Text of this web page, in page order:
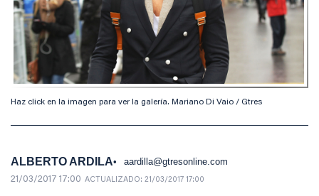
Haz click en la imagen para ver la galería. Mariano Di Vaio / Gtres
ALBERTO ARDILA aardilla@gtresonline.com
21/03/2017 17:00 ACTUALIZADO: 21/03/2017 17:00